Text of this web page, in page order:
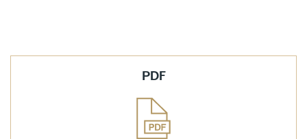
PDF